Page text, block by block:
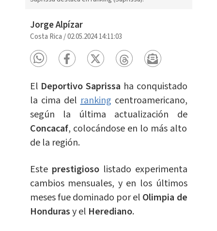
Jorge Alpízar
Costa Rica /02.05.2024 14:11:03
El Deportivo Saprissa ha conquistado
la cima delranking centroamericano,
según la última actualización de
Concacaf, colocándose en lo más alto
de la región.
Este prestigioso listado experimenta
cambios mensuales, y en los últimos
meses fue dominado por el Olimpia de
Hondurasy el Herediano.